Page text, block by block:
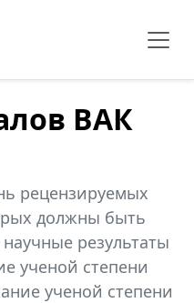
ВАК
рецензируемых
должны быть
результаты
ученой степени
ученой степени